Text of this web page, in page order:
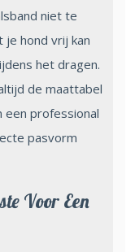
niet te
hond vrij kan
het dragen.
de maattabel
een professional
pasvorm
Voor Een